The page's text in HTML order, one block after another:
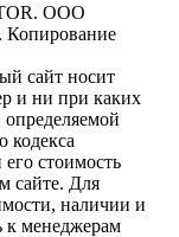
ООО
сайт носит
и ни при каких
кодекса
стоимость
сайте. Для
наличии и
к менеджерам